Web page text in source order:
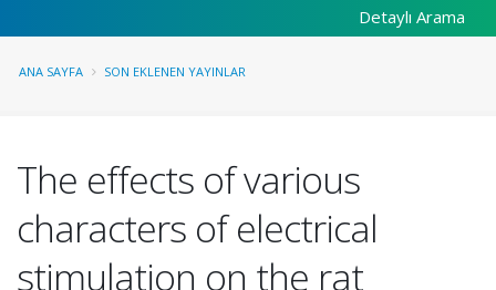
Detaylı Arama
ANA SAYFA SON EKLENEN YAYINLAR
The effects of various
characters of electrical
stimulation on the rat